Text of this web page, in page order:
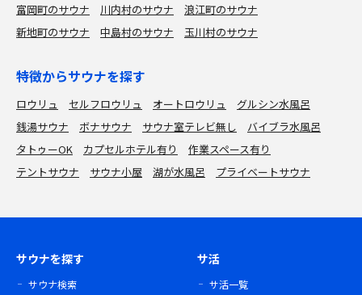
富岡町のサウナ
川内村のサウナ
浪江町のサウナ
新地町のサウナ
中島村のサウナ 玉川村のサウナ
特徴からサウナを探す
ロウリュ セルフロウリュ オートロウリュ
グルシン水風呂
銭湯サウナ
ボナサウナ サウナ室テレビ無し
バイブラ水風呂
タトゥーOK
カプセルホテル有り
作業スペース有り
テントサウナ
サウナ小屋 湖が水風呂 プライベートサウナ
サウナを探す
サウナ検索
サ活
サ活一覧